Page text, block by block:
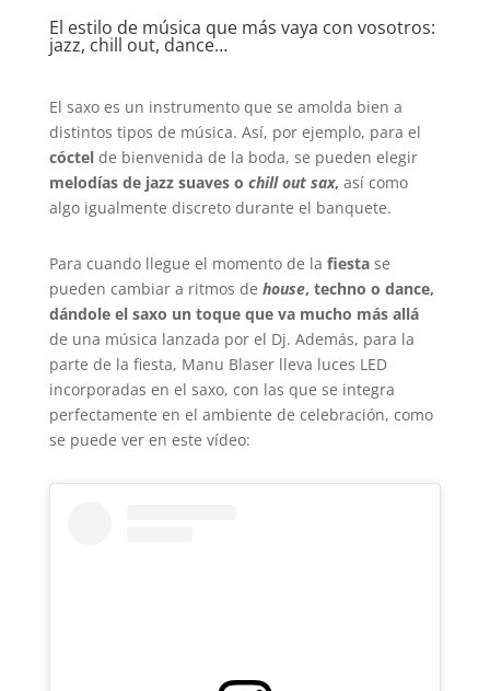
El estilo de música que más vaya con vosotros:
jazz, chill out, dance…
El saxo es un instrumento que se amolda bien a
distintos tipos de música. Así, por ejemplo, para el
cóctel de bienvenida de la boda, se pueden elegir
melodías de jazz suaves o chill out sax, así como
algo igualmente discreto durante el banquete.
Para cuando llegue el momento de la fiestase
pueden cambiar a ritmos de house, techno o dance,
dándole el saxo un toque que va mucho más allá
de una música lanzada por el Dj. Además, para la
parte de la fiesta, Manu Blaser lleva luces LED
incorporadas en el saxo, con las que se integra
perfectamente en el ambiente de celebración, como
se puede ver en este vídeo: